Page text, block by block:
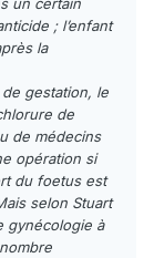
un certain
; l’enfant
la
de gestation, le
de
de médecins
opération si
du foetus est
selon Stuart
gynécologie à